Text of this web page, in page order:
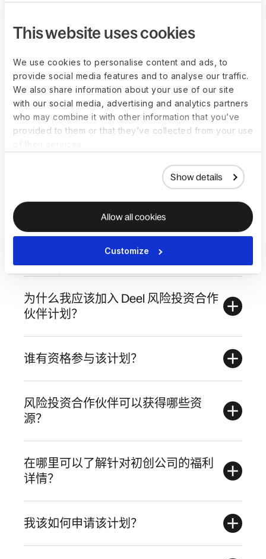
This website uses cookies
We use cookies to personalise content and ads, to
provide social media features and to analyse our traffic.
We also share information about your use of our site
with our social media, advertising and analytics partners
who may combine it with other information that you’ve
provided to them or that they’ve collected from your use
Show details
Allow all cookies
Customize
“Deel 对我们的投资组合公司帮助巨大，
通过为客户提供便捷的全球人才获取、
张，从而促进增长。”
Anish Acharya, General Partner at a16z
FAQs
为什么我应该加入 Deel 风险投资合作
伙伴计划？
谁有资格参与该计划？
风险投资合作伙伴可以获得哪些资
源？
在哪里可以了解针对初创公司的福利
详情？
我该如何申请该计划？